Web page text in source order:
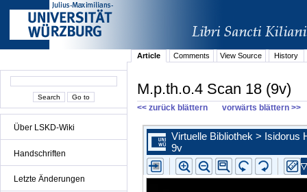
Über LSKD-Wiki
Handschriften
Letzte Änderungen
Article Comments View Source History
M.p.th.o.4 Scan 18 (9v)
<< zurück blättern vorwärts blättern >>